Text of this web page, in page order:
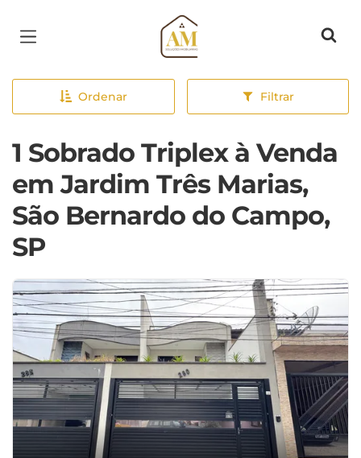
Página inicial
Ordenar Filtrar
1 Sobrado Triplex à Venda
em Jardim Três Marias,
São Bernardo do Campo,
SP